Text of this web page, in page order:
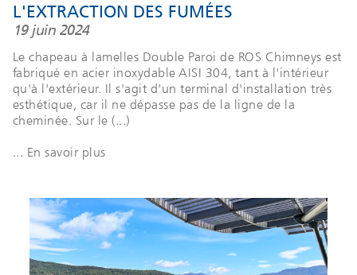
L'EXTRACTION DES FUMÉES
19 juin 2024
Le chapeau à lamelles Double Paroi de ROS Chimneys est
fabriqué en acier inoxydable AISI 304, tant à l'intérieur
qu'à l'extérieur. Il s'agit d'un terminal d'installation très
esthétique, car il ne dépasse pas de la ligne de la
cheminée. Sur le (...)
... En savoir plus